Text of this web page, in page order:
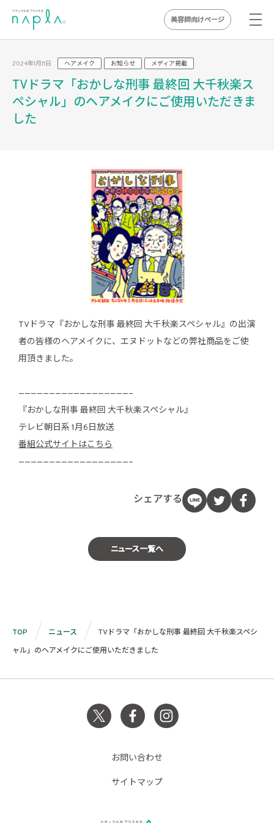
content
美容師向けページ
2024年1月11日 ヘアメイク お知らせ メディア掲載
TVドラマ「おかしな刑事 最終回 大千秋楽ス
ペシャル」のヘアメイクにご使用いただきま
した
TVドラマ『おかしな刑事 最終回 大千秋楽スペシャル』の出演
者の皆様のヘアメイクに、エヌドットなどの弊社商品をご使
用頂きました。
——————————————————–
『おかしな刑事 最終回 大千秋楽スペシャル』
テレビ朝日系 1月6日放送
番組公式サイトはこちら
——————————————————–
シェアする
ニュース一覧へ
TOP ニュース
TVドラマ「おかしな刑事 最終回 大千秋楽スペシ
ャル」のヘアメイクにご使用いただきました
お問い合わせ
サイトマップ